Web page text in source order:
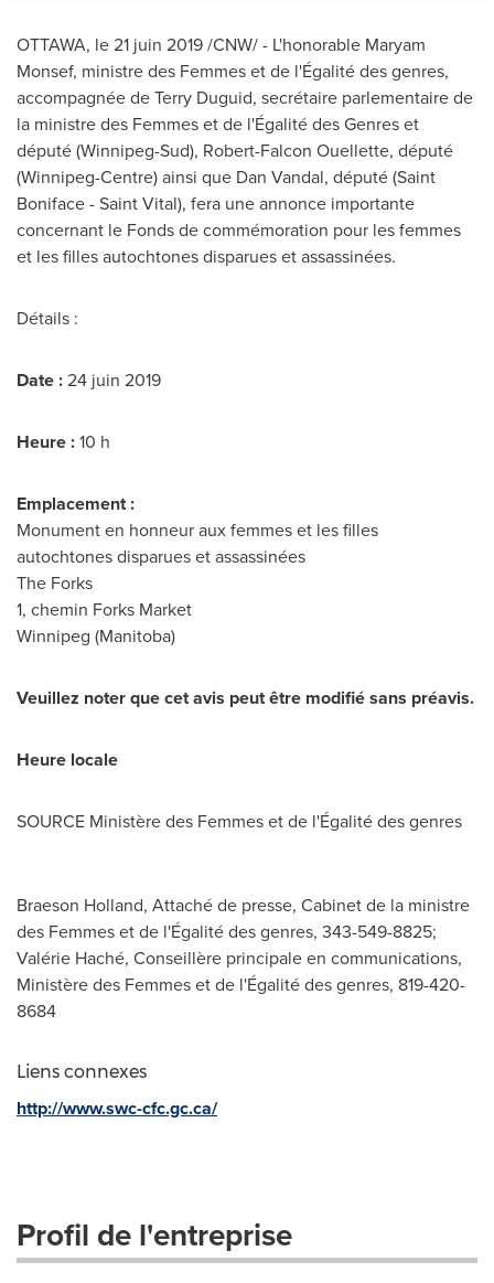
OTTAWA, le 21 juin 2019/CNW/ - L'honorable Maryam
Monsef, ministre des Femmes et de l'Égalité des genres,
accompagnée deTerry Duguid, secrétaire parlementaire de
la ministre des Femmes et de l'Égalité des Genres et
député (Winnipeg-Sud), Robert-Falcon Ouellette, député
(Winnipeg-Centre) ainsi que Dan Vandal, député (Saint
Boniface-Saint Vital), fera une annonce importante
concernant le Fonds de commémoration pour les femmes
et les filles autochtones disparues et assassinées.
Détails :
Date :24 juin 2019
Heure :10 h
Emplacement :
Monument en honneur aux femmes et les filles
autochtones disparues et assassinées
The Forks
1, chemin Forks Market
Winnipeg (Manitoba)
Veuillez noter que cet avis peut être modifié sans préavis.
Heure locale
SOURCE Ministère des Femmes et de l'Égalité des genres
Braeson Holland, Attaché de presse, Cabinet de la ministre
des Femmes et de l'Égalité des genres, 343-549-8825;
Valérie Haché, Conseillère principale en communications,
Ministère des Femmes et de l'Égalité des genres, 819-420-
8684
Liens connexes
http://www.swc-cfc.gc.ca/
Profil de l'entreprise